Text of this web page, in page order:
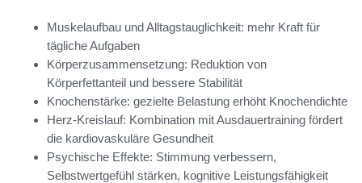
Muskelaufbau und Alltagstauglichkeit: mehr Kraft für
tägliche Aufgaben
Körperzusammensetzung: Reduktion von
Körperfettanteil und bessere Stabilität
Knochenstärke: gezielte Belastung erhöht Knochendichte
Herz-Kreislauf: Kombination mit Ausdauertraining fördert
die kardiovaskuläre Gesundheit
Psychische Effekte: Stimmung verbessern,
Selbstwertgefühl stärken, kognitive Leistungsfähigkeit